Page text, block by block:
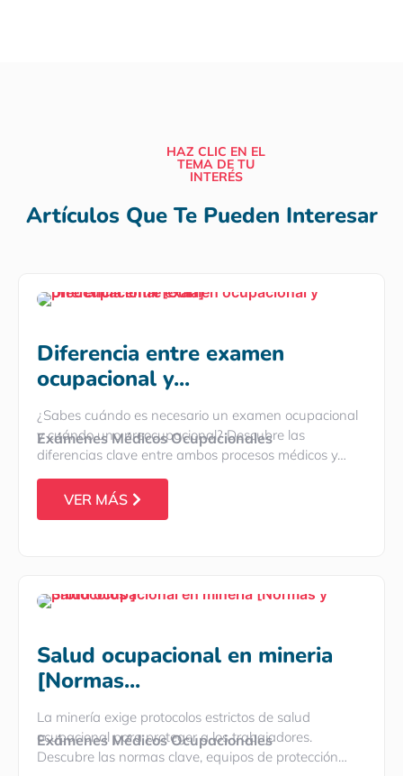
HAZ CLIC EN EL
TEMA DE TU
INTERÉS
Artículos Que Te Pueden Interesar
Exámenes Médicos Ocupacionales
Diferencia entre examen
ocupacional y...
¿Sabes cuándo es necesario un examen ocupacional
y cuándo uno preocupacional? Descubre las
diferencias clave entre ambos procesos médicos y…
VER MÁS
Exámenes Médicos Ocupacionales
Salud ocupacional en mineria
[Normas...
La minería exige protocolos estrictos de salud
ocupacional para proteger a los trabajadores.
Descubre las normas clave, equipos de protección…